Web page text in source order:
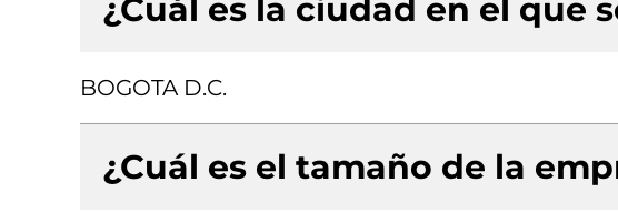
¿Cuál es la ciudad en el que
BOGOTA D.C.
¿Cuál es el tamaño de la